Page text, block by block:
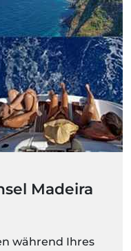
Madeira
während Ihres